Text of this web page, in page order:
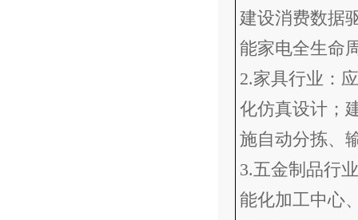
建设消费数据
能家电全生命
2.家具行业：
化仿真设计；
施自动分拣、
3.五金制品行
能化加工中心